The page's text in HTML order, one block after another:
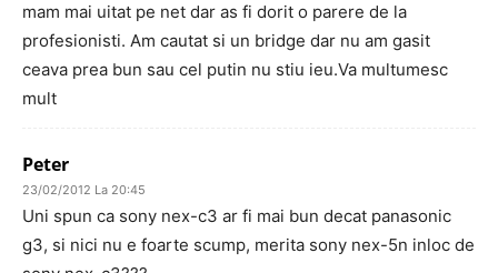
mam mai uitat pe net dar as fi dorit o parere de la
profesionisti. Am cautat si un bridge dar nu am gasit
ceava prea bun sau cel putin nu stiu ieu.Va multumesc
mult
Peter
23/02/2012 La 20:45
Uni spun ca sony nex-c3 ar fi mai bun decat panasonic
g3, si nici nu e foarte scump, merita sony nex-5n inloc de